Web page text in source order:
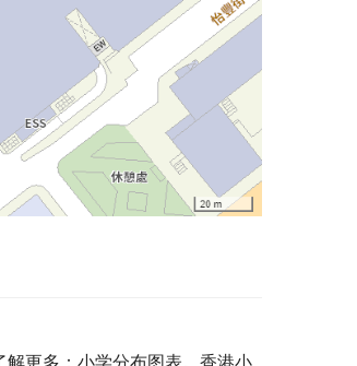
解更多：小学分布图表。香港小